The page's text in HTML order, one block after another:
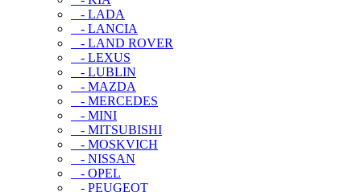
- LADA
- LANCIA
- LAND ROVER
- LEXUS
- LUBLIN
- MAZDA
- MERCEDES
- MINI
- MITSUBISHI
- MOSKVICH
- NISSAN
- OPEL
- PEUGEOT